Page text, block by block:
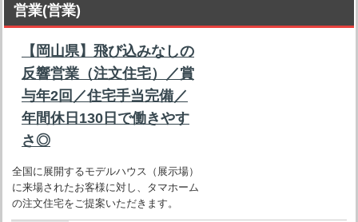
営業(営業)
【岡山県】飛び込みなしの
反響営業（注文住宅）／賞
与年2回／住宅手当完備／
年間休日130日で働きやす
さ◎
全国に展開するモデルハウス（展示場）
に来場されたお客様に対し、タマホーム
の注文住宅をご提案いただきます。